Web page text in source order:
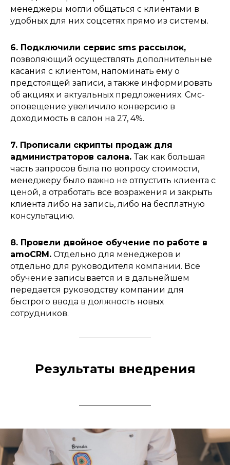
менеджеры могли общаться с клиентами в
удобных для них соцсетях прямо из системы.
6. Подключили сервис sms рассылок,
позволяющий осуществлять дополнительные
касания с клиентом, напоминать ему о
предстоящей записи, а также информировать
об акциях и актуальных предложениях. Смс-
оповещение увеличило конверсию в
доходимость в салон на 27, 4%.
7. Прописали скрипты продаж для
администраторов салона.Так как большая
часть запросов была по вопросу стоимости,
менеджеру было важно не отпустить клиента с
ценой, а отработать все возражения и закрыть
клиента либо на запись, либо на бесплатную
консультацию.
8. Провели двойное обучение по работе в
amoCRM. Отдельно для менеджеров и
отдельно для руководителя компании. Все
обучение записывается и в дальнейшем
передается руководству компании для
быстрого ввода в должность новых
сотрудников.
Результаты внедрения
Контакты:
+7 (863) 333-30-50
info@reon.pro
115280, г. Москва, ул. Ленинская Слобода,
ИНН 616711005715 ОГРНИП
318619600073290
Публичная оферта №1 на использование
интернет-сервисов REON (ИП Яновский А.П.)
Публичная оферта №2 на предоставление
Лицензий на ПО для ЭВМ амоЦРМ (REON (ИП
Яновский А.П.)
Все соглашения и юридические документы
344002, г. Ростов-на-Дону,